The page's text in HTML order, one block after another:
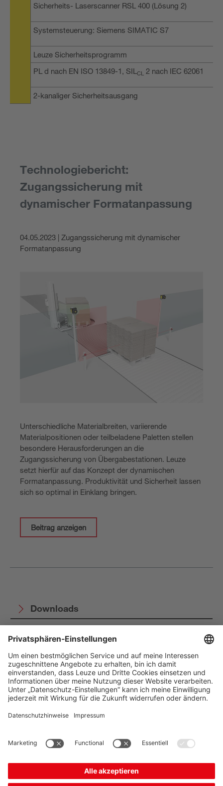
Sicherheits- Laserscanner RSL 400 (Lösung 2)
Systemsteuerung: Siemens SIMATIC S7
Leuze Sicherheitsprogramm
PL d nach EN ISO 13849-1, SIL CL 2 nach IEC 62061
2-kanaliger Sicherheitsausgang
Technologiebericht:
Zugangssicherung mit
dynamischer Formatanpassung
04.05.2023 | Zugangssicherung mit dynamischer
Formatanpassung
Unterschiedliche Materialbreiten, variierende
Materialpositionen oder teilbeladene Paletten stellen
besondere Herausforderungen an die
Zugangssicherung von Übergabestationen. Leuze
setzt hierfür auf das Konzept der dynamischen
Formatanpassung. Produktivität und Sicherheit lassen
sich so optimal in Einklang bringen.
Beitrag anzeigen
Downloads
The Sensor People
Quick Links
Folgen Sie uns